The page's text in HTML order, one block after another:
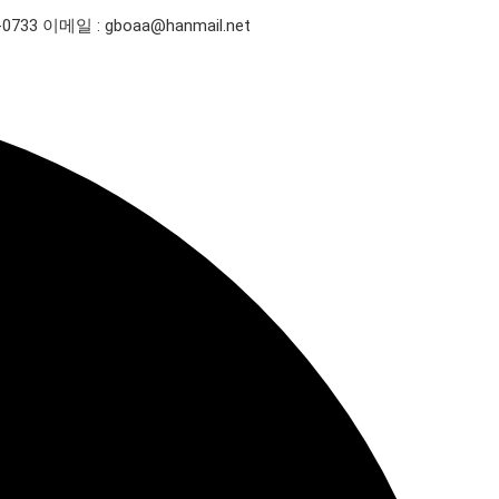
이메일 : gboaa@hanmail.net